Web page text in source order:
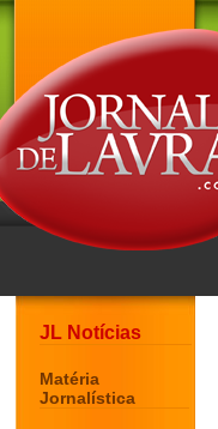
JL Notícias
Matéria
Jornalística